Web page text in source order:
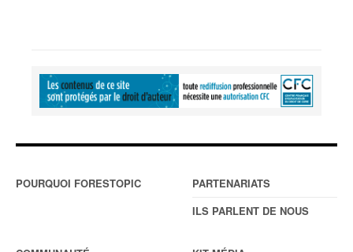
POURQUOI FORESTOPIC
PARTENARIATS
ILS PARLENT DE NOUS